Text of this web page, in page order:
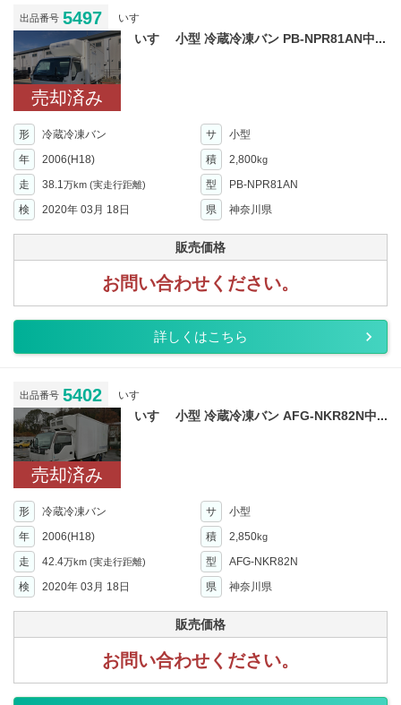
出品番号 5497 いすゞ
売却済み
いすゞ 小型 冷蔵冷凍バン PB-NPR81AN中...
形 冷蔵冷凍バン サ
小型
年
2006(H18) 積 2,800kg
走 38.1万km (実走行距離) 型
PB-NPR81AN
検
2020年 03月 18日 県 神奈川県
販売価格
お問い合わせください。
詳しくはこちら
出品番号 5402 いすゞ
売却済み
いすゞ 小型 冷蔵冷凍バン AFG-NKR82N中...
形 冷蔵冷凍バン サ
小型
年
2006(H18) 積 2,850kg
走 42.4万km (実走行距離) 型
AFG-NKR82N
検
2020年 03月 18日 県 神奈川県
販売価格
お問い合わせください。